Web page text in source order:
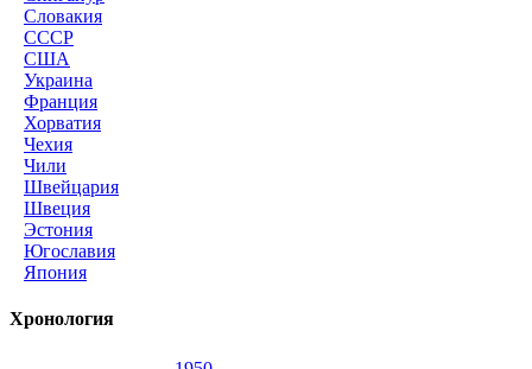
Словакия
СССР
США
Украина
Франция
Хорватия
Чехия
Чили
Швейцария
Швеция
Эстония
Югославия
Япония
Хронология